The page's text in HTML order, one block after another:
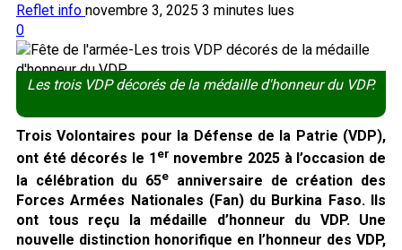
Reflet info novembre 3, 2025 3 minutes lues
0
Les trois VDP décorés de la médaille d'honneur du VDP.
Trois Volontaires pour la Défense de la Patrie (VDP),
ont été décorés le 1 er novembre 2025 à l’occasion de
la célébration du 65e
anniversaire de création des
Forces Armées Nationales (Fan) du Burkina Faso. Ils
ont tous reçu la médaille d’honneur du VDP. Une
nouvelle distinction honorifique en l’honneur des VDP,